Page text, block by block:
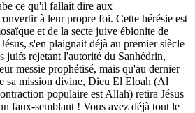
ce qu'il fallait dire aux
à leur propre foi. Cette hérésie est
et de la secte juive ébionite de
s'en plaignait déjà au premier siècle
juifs rejetant l'autorité du Sanhédrin,
messie prophétisé, mais qu'au dernier
sa mission divine, Dieu El Eloah (Al
populaire est Allah) retira Jésus
faux-semblant ! Vous avez déjà tout le